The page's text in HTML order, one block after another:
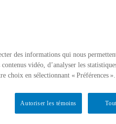
des informations qui nous
vidéo, d’analyser les
choix en sélectionnant « Préférences ».
Autoriser les témoins